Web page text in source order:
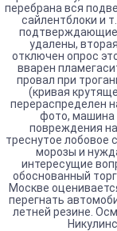
перебрана вся
сайлентблоки и
подтверждающие
удалены,
отключен опрос
вварен
провал при
(кривая
перераспределен
фото, машина
повреждения
треснутое лобовое
морозы и
интересущие
обоснованный
Москве
перегнать
летней резине.